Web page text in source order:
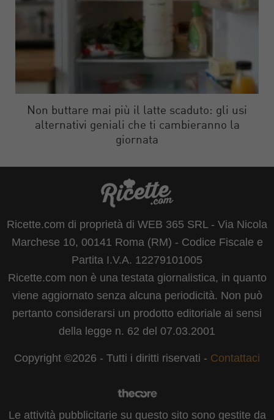
Non buttare mai più il latte scaduto: gli usi
alternativi geniali che ti cambieranno la
giornata
Ricette.com di proprietà di WEB 365 SRL - Via Nicola
Marchese 10, 00141 Roma (RM) - Codice Fiscale e
Partita I.V.A. 12279101005
Ricette.com non è una testata giornalistica, in quanto
viene aggiornato senza alcuna periodicità. Non può
pertanto considerarsi un prodotto editoriale ai sensi
della legge n. 62 del 07.03.2001
Copyright ©2026 - Tutti i diritti riservati - Contattaci
Le attività pubblicitarie su questo sito sono gestite da